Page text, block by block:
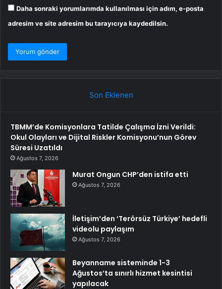
Daha sonraki yorumlarımda kullanılması için adım, e-posta
adresim ve site adresim bu tarayıcıya kaydedilsin.
Son Eklenen
TBMM’de Komisyonlara Tatilde Çalışma İzni Verildi:
Okul Olayları ve Dijital Riskler Komisyonu’nun Görev
Süresi Uzatıldı
Ağustos 7, 2026
Murat Ongun CHP’den istifa etti
Ağustos 7, 2026
İletişim’den ‘Terörsüz Türkiye’ hedefli
videolu paylaşım
Ağustos 7, 2026
Beyanname sisteminde 1-3
Ağustos’ta sınırlı hizmet kesintisi
yapılacak